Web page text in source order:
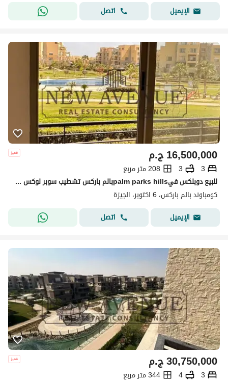
الإيميل
اتصل
ج.م16,500,000
3
3
208 متر مربع
للبيع دوبلكس فيpalm parks hillsبالم باركس تشطيب سوبر لوكس بالمطبخ و الاجهزة يطل مباشرة علي حمام السباحة و لاندسكيب دور ثاني و ثالث
كومباوند بالم باركس، 6 اكتوبر، الجيزة
الإيميل
اتصل
ج.م30,750,000
3
4
344 متر مربع